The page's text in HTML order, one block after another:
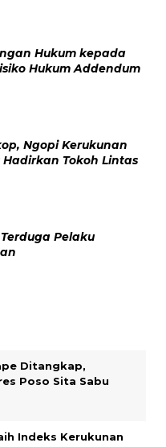
Hukum kepada
Hukum Addendum
Ngopi Kerukunan
Hadirkan Tokoh Lintas
Pelaku
Ditangkap,
Poso Sita Sabu
Indeks Kerukunan